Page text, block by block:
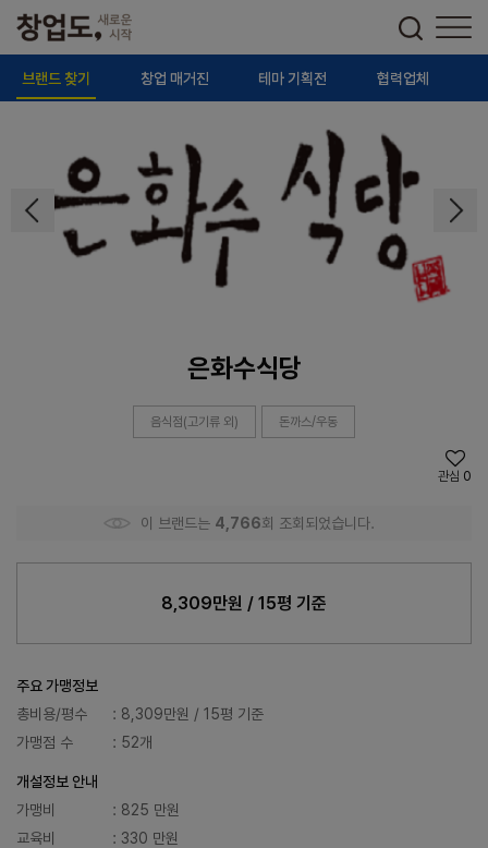
브랜드 찾기 창업 매거진 테마 기획전 협력업체
은화수식당
음식점(고기류 외) 돈까스/우동
관심 0
이 브랜드는 4,766회 조회되었습니다.
8,309만원 / 15평 기준
주요 가맹정보
총비용/평수
: 8,309만원 / 15평 기준
가맹점 수
: 52개
개설정보 안내
가맹비
: 825 만원
교육비
: 330 만원